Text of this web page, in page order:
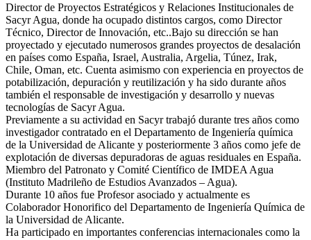
Director de Proyectos Estratégicos y Relaciones Institucionales de
Sacyr Agua, donde ha ocupado distintos cargos, como Director
Técnico, Director de Innovación, etc..Bajo su dirección se han
proyectado y ejecutado numerosos grandes proyectos de desalación
en países como España, Israel, Australia, Argelia, Túnez, Irak,
Chile, Oman, etc. Cuenta asimismo con experiencia en proyectos de
potabilización, depuración y reutilización y ha sido durante años
también el responsable de investigación y desarrollo y nuevas
tecnologías de Sacyr Agua.
Previamente a su actividad en Sacyr trabajó durante tres años como
investigador contratado en el Departamento de Ingeniería química
de la Universidad de Alicante y posteriormente 3 años como jefe de
explotación de diversas depuradoras de aguas residuales en España.
Miembro del Patronato y Comité Científico de IMDEA Agua
(Instituto Madrileño de Estudios Avanzados – Agua).
Durante 10 años fue Profesor asociado y actualmente es
Colaborador Honorifico del Departamento de Ingeniería Química de
la Universidad de Alicante.
Ha participado en importantes conferencias internacionales como la